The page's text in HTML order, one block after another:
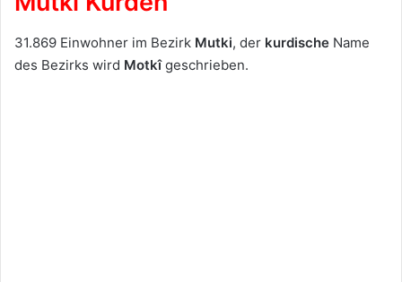
31.869 Einwohner im Bezirk Mutki, der kurdische Name
des Bezirks wird Motkîgeschrieben.